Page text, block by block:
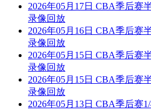
2026年05月17日 CBA季后赛
录像回放
2026年05月16日 CBA季后赛
录像回放
2026年05月15日 CBA季后赛
录像回放
2026年05月15日 CBA季后赛
录像回放
2026年05月13日 CBA季后赛